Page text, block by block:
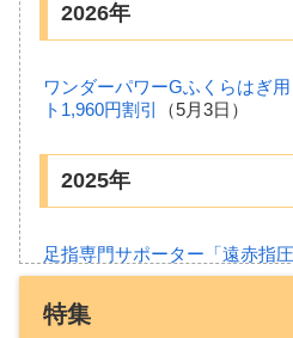
2026年
ワンダーパワーGふくらはぎ
ト1,960円割引
（5月3日）
2025年
足指専門サポーター「遠赤指
3,990円＆プレゼント【レミン
ニコン・エシロール耳穴式補
（NEF-M100S）無料お試し
特集